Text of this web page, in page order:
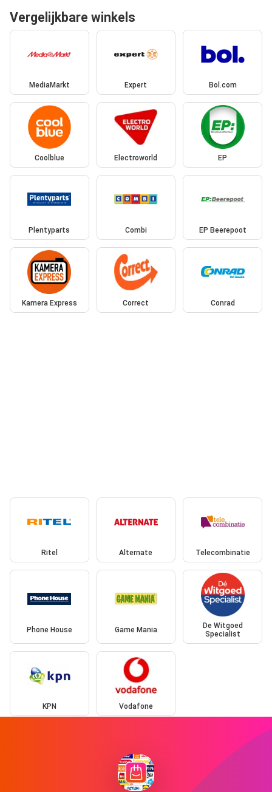
Vergelijkbare winkels
MediaMarkt Expert Bol.com
Coolblue Electroworld EP
Plentyparts Combi EP Beerepoot
Kamera Express Correct Conrad
Ritel Alternate Telecombinatie
Phone House Game Mania
De Witgoed
Specialist
KPN Vodafone